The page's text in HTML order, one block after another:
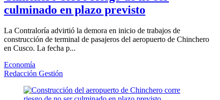
culminado en plazo previsto
La Contraloría advirtió la demora en inicio de trabajos de
construcción de terminal de pasajeros del aeropuerto de Chinchero
en Cusco. La fecha p...
Economía
Redacción Gestión